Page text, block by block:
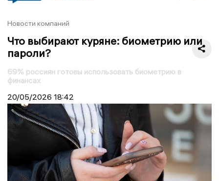
Новости компаний
Что выбирают куряне: биометрию или
пароли?
69% россиян готовы использовать биометрию в
финансах
20/05/2026 18:42